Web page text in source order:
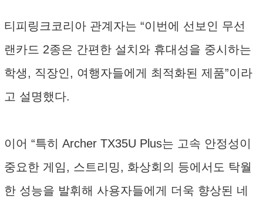
티피링크코리아 관계자는 “이번에 선보인 무선
랜카드 2종은 간편한 설치와 휴대성을 중시하는
학생, 직장인, 여행자들에게 최적화된 제품”이라
고 설명했다.
이어 “특히 Archer TX35U Plus는 고속 안정성이
중요한 게임, 스트리밍, 화상회의 등에서도 탁월
한 성능을 발휘해 사용자들에게 더욱 향상된 네